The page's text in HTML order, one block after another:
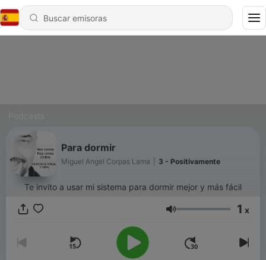
Para dormir
Miguel Angel Corpas Lama 3 - Positivamente
Te invito a usar mi sistema para dormir mejor y más fácil
Volumen 1 x